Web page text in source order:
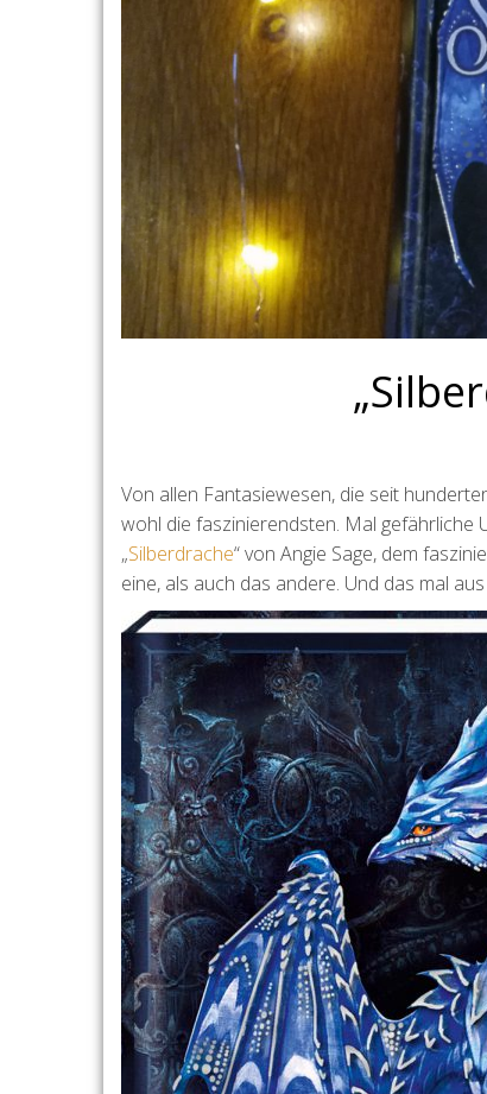
Von allen Fantasiewesen, die seit
wohl die faszinierendsten. Mal gefährliche
„Silberdrache“ von Angie Sage, dem
eine, als auch das andere. Und das mal